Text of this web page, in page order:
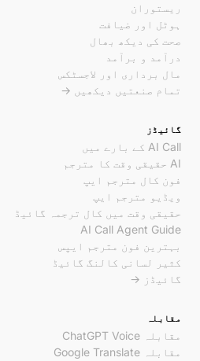
ریستوران
ہوٹل اور ضیافت
صحت کی دیکھ بھال
درآمد و برآمد
مال برداری اور لاجسٹکس
تمام صنعتیں دیکھیں →
گائیڈز
AI Call کے بارے میں
AI حقیقی وقت کا مترجم
فون کال مترجم ایپ
ویڈیو مترجم ایپ
حقیقی وقت میں کال ترجمہ گائیڈ
AI Call Agent Guide
بہترین فون مترجم ایپس
کثیر لسانی کالنگ گائیڈ
گائیڈز →
مقابلہ
مقابلہ ChatGPT Voice
مقابلہ Google Translate